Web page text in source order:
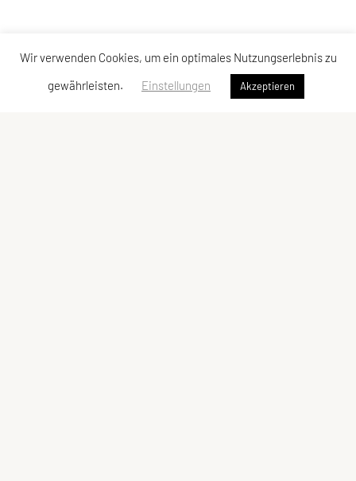
Wir verwenden Cookies, um ein optimales Nutzungserlebnis zu
gewährleisten.
Einstellungen Akzeptieren